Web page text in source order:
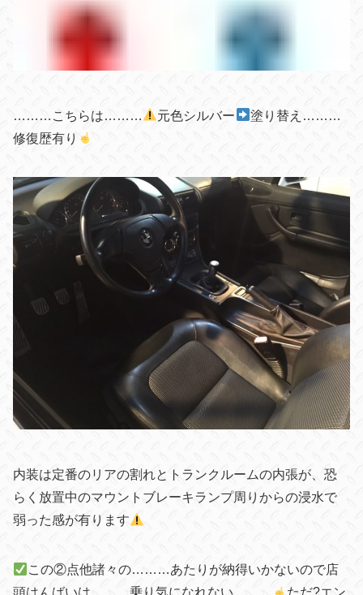
………こちらは……… 元色シルバー
塗り替え………
修復歴有り
内装は定番のリアの割れとトランクルームの内張が、恐
らく放置中のマウントブレーキランプ周りからの浸水で
弱った感が有ります
この②点他諸々の………あたりが納得いかないので店